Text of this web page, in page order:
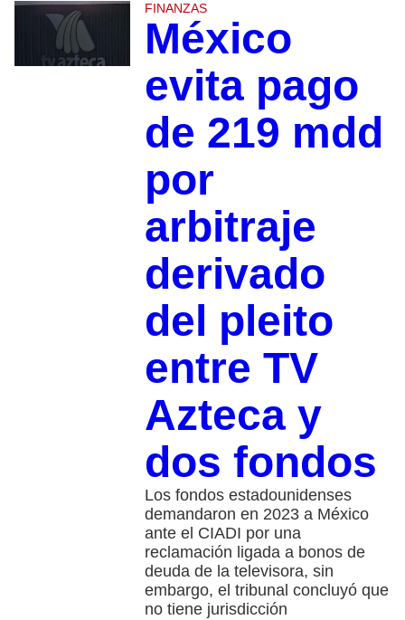
FINANZAS
México
evita pago
de 219 mdd
por
arbitraje
derivado
del pleito
entre TV
Azteca y
dos fondos
Los fondos estadounidenses
demandaron en 2023 a México
ante el CIADI por una
reclamación ligada a bonos de
deuda de la televisora, sin
embargo, el tribunal concluyó que
no tiene jurisdicción